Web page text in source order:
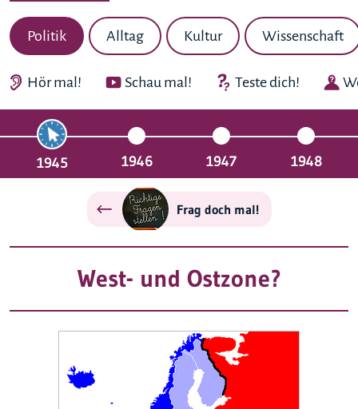
Politik Alltag Kultur Wissenschaft
Hör mal! Schau mal! Teste dich!
1945 1946 1947 1948
Frag doch mal!
West- und Ostzone?